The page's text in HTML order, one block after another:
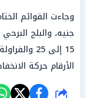
الأرقام حركة